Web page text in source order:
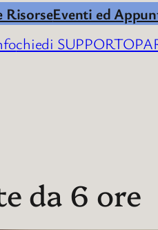
RisorseEventi ed
chiedi SUPPORTO
da 6 ore